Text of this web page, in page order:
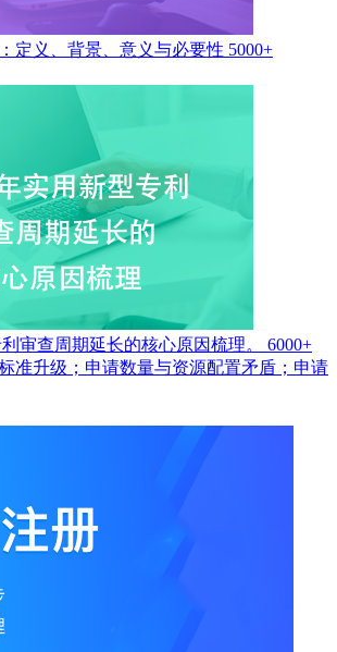
定义、背景、意义与必要性 5000+
审查周期延长的核心原因梳理。
6000+
准升级；申请数量与资源配置矛盾；申请